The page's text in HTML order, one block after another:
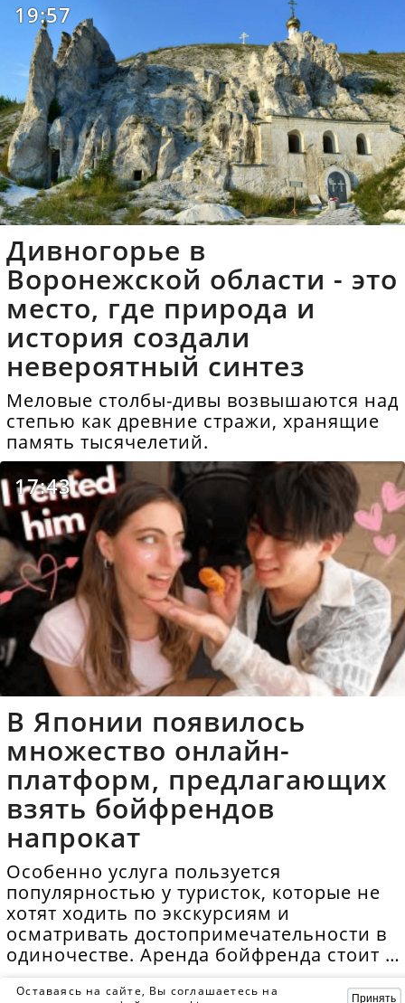
19:57
Дивногорье в
Воронежской области - это
место, где природа и
история создали
невероятный синтез
Меловые столбы-дивы возвышаются над
степью как древние стражи, хранящие
память тысячелетий.
17:43
В Японии появилось
множество онлайн-
платформ, предлагающих
взять бойфрендов
напрокат
Особенно услуга пользуется
популярностью у туристок, которые не
хотят ходить по экскурсиям и
осматривать достопримечательности в
одиночестве. Аренда бойфренда стоит в
Оставаясь на сайте, Вы соглашаетесь на
Принять